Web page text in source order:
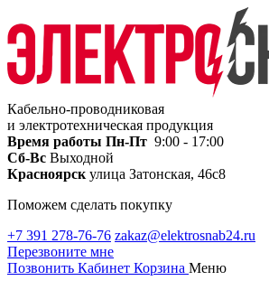
Кабельно-проводниковая
и электротехническая продукция
Время работы Пн-Пт 9:00 - 17:00
Сб-Вс Выходной
Красноярск улица Затонская, 46с8
Поможем сделать покупку
+7 391 278-76-76 zakaz@elektrosnab24.ru
Перезвоните мне
Позвонить Кабинет Корзина Меню